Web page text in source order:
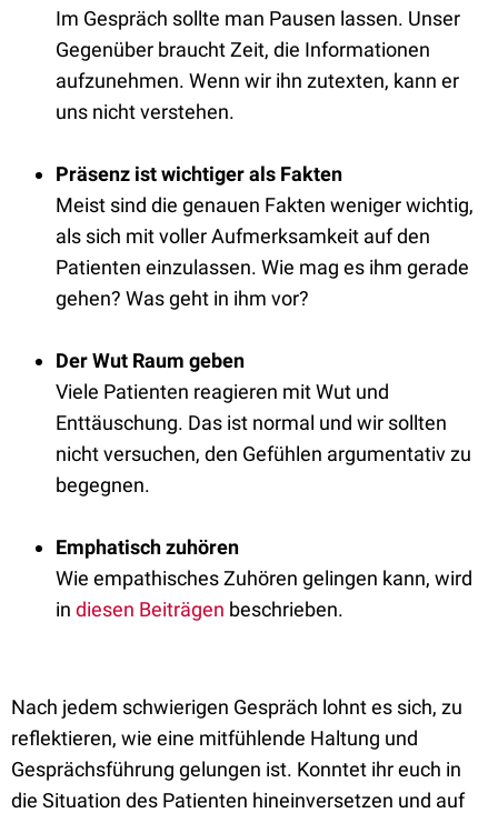
Im Gespräch sollte man Pausen lassen. Unser
Gegenüber braucht Zeit, die Informationen
aufzunehmen. Wenn wir ihn zutexten, kann er
uns nicht verstehen.
Präsenz ist wichtiger als Fakten
Meist sind die genauen Fakten weniger wichtig,
als sich mit voller Aufmerksamkeit auf den
Patienten einzulassen. Wie mag es ihm gerade
gehen? Was geht in ihm vor?
Der Wut Raum geben
Viele Patienten reagieren mit Wut und
Enttäuschung. Das ist normal und wir sollten
nicht versuchen, den Gefühlen argumentativ zu
begegnen.
Emphatisch zuhören
Wie empathisches Zuhören gelingen kann, wird
in diesen Beiträgen beschrieben.
Nach jedem schwierigen Gespräch lohnt es sich, zu
reflektieren, wie eine mitfühlende Haltung und
Gesprächsführung gelungen ist. Konntet ihr euch in
die Situation des Patienten hineinversetzen und auf